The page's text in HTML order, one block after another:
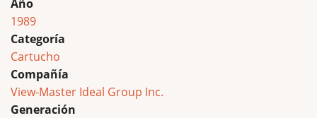
Año
1989
Categoría
Cartucho
Compañía
View-Master Ideal Group Inc.
Generación